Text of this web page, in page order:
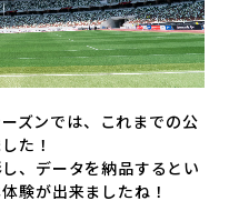
ズンでは、これまでの公
た！
、データを納品するとい
験が出来ましたね！